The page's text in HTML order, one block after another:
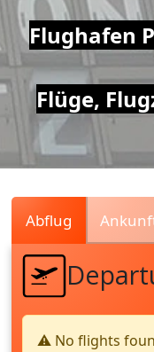
Air
Traffic
Live
Flughafen
Flüge,
Abflug
⚠️ No flights